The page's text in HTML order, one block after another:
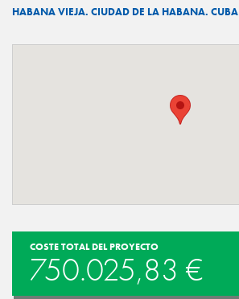
HABANA VIEJA. CIUDAD DE LA HABANA. CUBA
COSTE TOTAL DEL PROYECTO
750.025,83 €